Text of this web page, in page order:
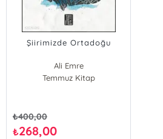
Şiirimizde Ortadoğu
Ali Emre
Temmuz Kitap
₺400,00
₺268,00